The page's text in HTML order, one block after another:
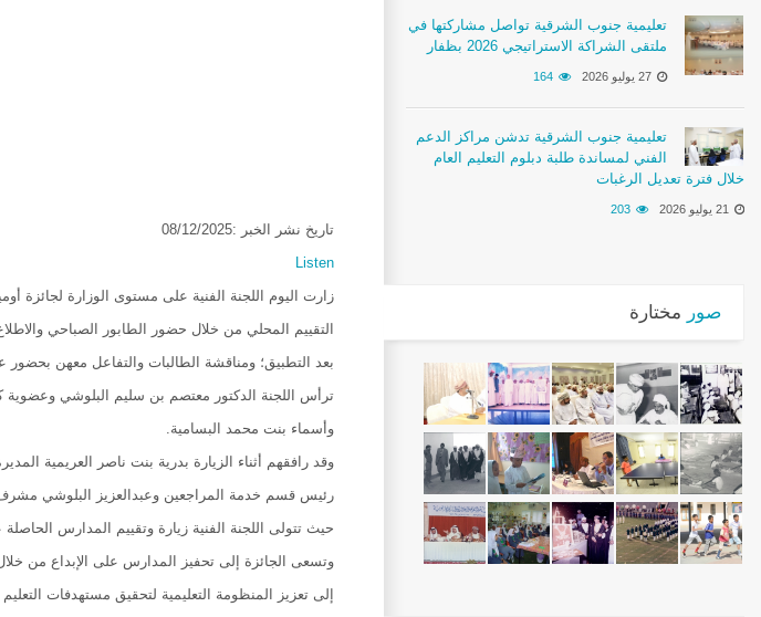
تاريخ نشر الخبر :08/12/2025
Listen
‏زارت اليوم اللجنة الفنية على مستوى الوزارة لجائزة
التقييم المحلي من خلال حضور الطابور الصباحي
بعد التطبيق؛ ومناقشة الطالبات والتفاعل معهن
ترأس اللجنة الدكتور معتصم بن سليم البلوشي
وأسماء بنت محمد البسامية.
وقد رافقهم أثناء الزيارة بدرية بنت ناصر العريمية
رئيس قسم خدمة المراجعين وعبدالعزيز البلوشي مشرف
حيث تتولى اللجنة الفنية زيارة وتقييم المدارس
وتسعى الجائزة إلى تحفيز المدارس على الإبداع من
تعليمية جنوب الشرقية تواصل مشاركتها في
ملتقى الشراكة الاستراتيجي 2026 بظفار
27 يوليو 2026 164
تعليمية جنوب الشرقية تدشن مراكز الدعم
الفني لمساندة طلبة دبلوم التعليم العام
خلال فترة تعديل الرغبات
21 يوليو 2026 203
صور مختارة